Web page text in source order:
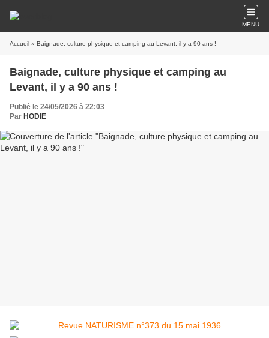
MENU
Accueil » Baignade, culture physique et camping au Levant, il y a 90 ans !
Baignade, culture physique et camping au
Levant, il y a 90 ans !
Publié le 24/05/2026 à 22:03
Par HODIE